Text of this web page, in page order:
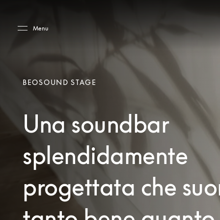
Menu
BEOSOUND STAGE
Una soundbar
splendidamente
progettata che